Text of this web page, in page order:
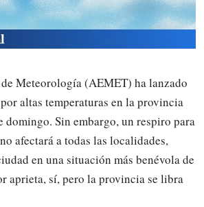
Meteorología (AEMET) ha lanzado
altas temperaturas en la provincia
domingo. Sin embargo, un respiro para
afectará a todas las localidades,
en una situación más benévola de
aprieta, sí, pero la provincia se libra